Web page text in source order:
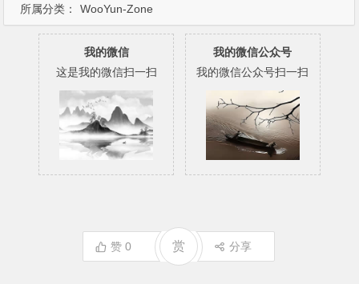
所属分类： WooYun-Zone
我的微信
这是我的微信扫一扫
我的微信公众号
我的微信公众号扫一扫
赞 0 赏 分享